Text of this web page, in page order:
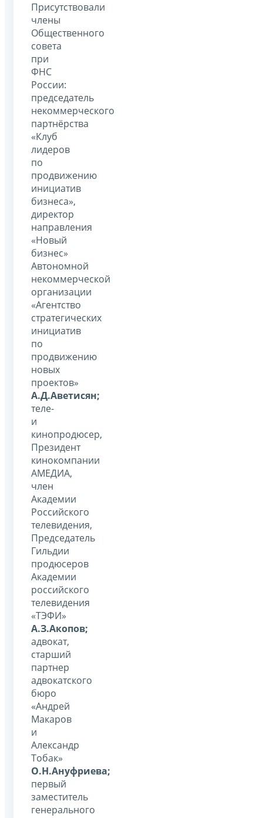
Присутствовали
члены
Общественного
совета
при
ФНС
России:
председатель
некоммерческого
партнёрства
«Клуб
лидеров
по
продвижению
инициатив
бизнеса»,
директор
направления
«Новый
бизнес»
Автономной
некоммерческой
организации
«Агентство
стратегических
инициатив
по
продвижению
новых
проектов»
А.Д.Аветисян;
теле-
и
кинопродюсер,
Президент
кинокомпании
АМЕДИА,
член
Академии
Российского
телевидения,
Председатель
Гильдии
продюсеров
Академии
российского
телевидения
«ТЭФИ»
А.З.Акопов;
адвокат,
старший
партнер
адвокатского
бюро
«Андрей
Макаров
и
Александр
Тобак»
О.Н.Ануфриева;
первый
заместитель
генерального